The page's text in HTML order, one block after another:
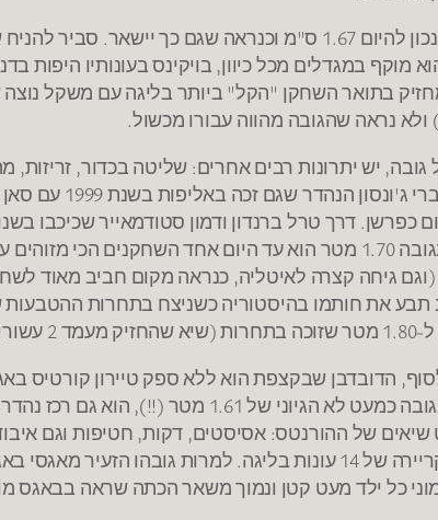
נשאר בהווה, עוד יותר בולט בחסרון הגובה שלו זהו ארל בויקינס, נכון
יש יתרונות רבים אחרים: שליטה בכדור,
מגימיק. דוגמאות
אבל הקרם האמיתי של ז'אנר הנמוכים הוא ללא ספק ספאד ווב: בגובה 1.70
הדובדבן שבקצפת הוא ללא ספק טיירון קורטיס
שיאים של ההורנטס: אסיסטים, דקות, חטיפות וגם
כל ילד מעט קטן ונמוך משאר הכתה שראה בבאגס